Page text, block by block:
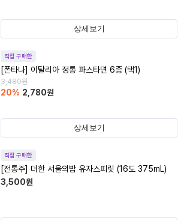
상세보기
직접 구매한
[폰타나] 이탈리아 정통 파스타면 6종 (택1)
3,480원
20% 2,780원
상세보기
직접 구매한
[전통주] 더한 서울의밤 유자스피릿 (16도 375mL)
3,500원